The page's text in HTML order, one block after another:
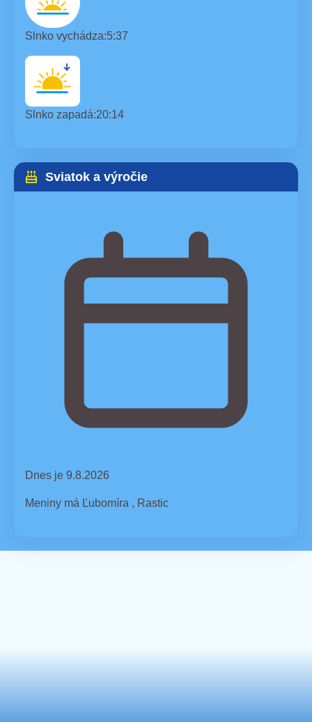
Slnko vychádza:5:37
Slnko zapadá:20:14
Sviatok a výročie
Dnes je 9.8.2026
Meniny má Ľubomíra , Rastic